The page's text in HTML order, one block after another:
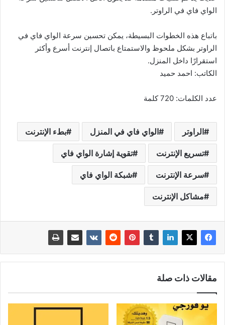
الواي فاي في الراوتر.
باتباع هذه الخطوات البسيطة، يمكن تحسين سرعة الواي فاي في
الراوتر بشكل ملحوظ والاستمتاع باتصال إنترنت أسرع وأكثر
استقرارًا داخل المنزل.
الكاتب: احمد حميد
عدد الكلمات: 720 كلمة
الراوتر الواي فاي في المنزل بطء الإنترنت
تسريع الإنترنت تقوية إشارة الواي فاي
سرعة الإنترنت شبكة الواي فاي
مشاكل الإنترنت
مقالات ذات صلة